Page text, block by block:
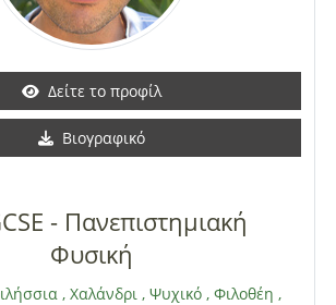
International Baccalaureate είναι
30 ευρώ.
Δείτε το προφίλ
Βιογραφικό
- Πανεπιστημιακή
Φυσική
, Χαλάνδρι, Ψυχικό, Φιλοθέη ,